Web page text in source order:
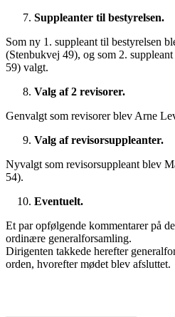
Suppleanter til bestyrelsen.
Som ny 1. suppleant til bestyrelsen
(Stenbukvej 49), og som 2.
59) valgt.
Valg af 2 revisorer.
Genvalgt som revisorer blev Arne
Valg af revisorsuppleanter.
Nyvalgt som revisorsuppleant blev
54).
Eventuelt.
Et par opfølgende kommentarer på
ordinære generalforsamling.
Dirigenten takkede herefter
orden, hvorefter mødet blev afsluttet.